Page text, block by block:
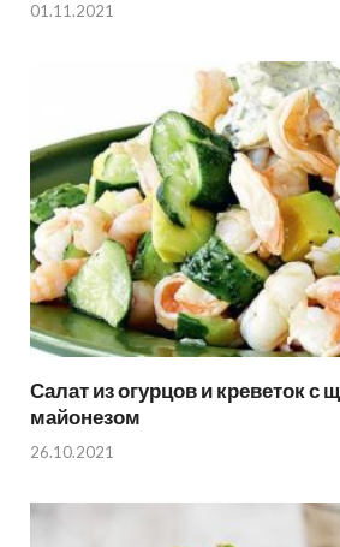
01.11.2021
Салат из огурцов и креветок с
майонезом
26.10.2021